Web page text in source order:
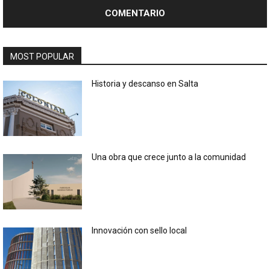
MOST POPULAR
Historia y descanso en Salta
Una obra que crece junto a la comunidad
Innovación con sello local